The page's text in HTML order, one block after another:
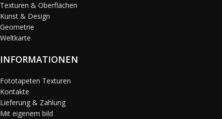
Texturen & Oberflächen
Kunst & Design
Geometrie
Weltkarte
INFORMATIONEN
Fototapeten Texturen
Kontakte
Lieferung & Zahlung
Mit eigenem bild